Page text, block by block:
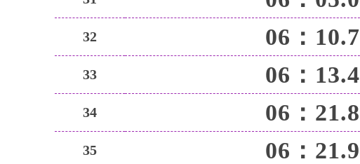
32 06：10.7
33 06：13.4
34 06：21.8
35 06：21.9